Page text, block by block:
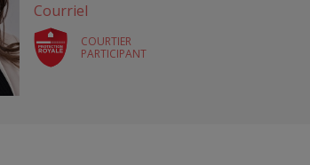
Courriel
COURTIER
PARTICIPANT